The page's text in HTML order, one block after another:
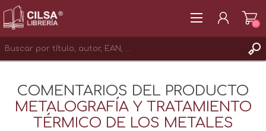
INICIAR SESIÓN
(0)
COMENTARIOS DEL PRODUCTO
METALOGRAFÍA Y TRATAMIENTO
TÉRMICO DE LOS METALES